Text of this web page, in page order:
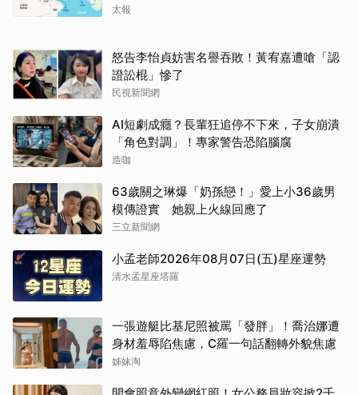
太報
怒告李怡貞妨害名譽吞敗！黃宥嘉遭嗆「認
證訟棍」慘了
民視新聞網
AI短劇成癮？長輩狂追停不下來，子女崩潰
「角色對調」！專家警告恐陷腦腐
造咖
63歲關之琳爆「奶孫戀！」愛上小36歲男
模傳證實 她親上火線回應了
三立新聞網
小孟老師2026年08月07日(五)星座運勢
清水孟星座塔羅
一張遊艇比基尼照被罵「發胖」！喬治娜遭
身材羞辱陷焦慮，C羅一句話翻轉外貌焦慮
姊妹淘